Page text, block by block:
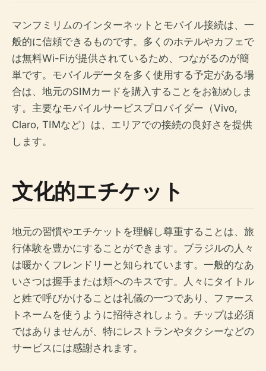
マンフミリムのインターネットとモバイル接続は、一
般的に信頼できるものです。多くのホテルやカフェで
は無料Wi-Fiが提供されているため、つながるのが簡
単です。モバイルデータを多く使用する予定がある場
合は、地元のSIMカードを購入することをお勧めしま
す。主要なモバイルサービスプロバイダー（Vivo,
Claro, TIMなど）は、エリアでの接続の良好さを提供
します。
文化的エチケット
地元の習慣やエチケットを理解し尊重することは、旅
行体験を豊かにすることができます。ブラジルの人々
は暖かくフレンドリーと知られています。一般的なあ
いさつは握手または頬へのキスです。人々にタイトル
と姓で呼びかけることは礼儀の一つであり、ファース
トネームを使うように招待されしょう。チップは必須
ではありませんが、特にレストランやタクシーなどの
サービスには感謝されます。